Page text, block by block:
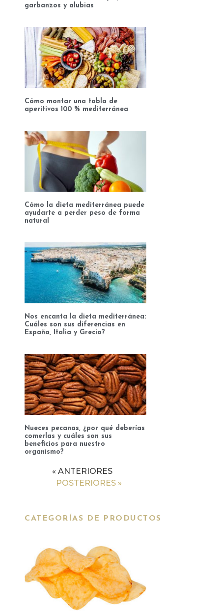
garbanzos y alubias
Cómo montar una tabla de
aperitivos 100 % mediterránea
Cómo la dieta mediterránea puede
ayudarte a perder peso de forma
natural
Nos encanta la dieta mediterránea:
Cuáles son sus diferencias en
España, Italia y Grecia?
Nueces pecanas, ¿por qué deberías
comerlas y cuáles son sus
beneficios para nuestro
organismo?
« ANTERIORES
POSTERIORES »
CATEGORÍAS DE PRODUCTOS